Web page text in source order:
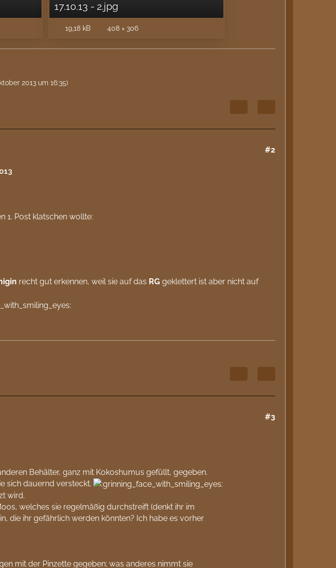
17.10.13 - 2.jpg
19,18 kB 408 × 306
2013 um 16:35)
#2
1. Post klatschen wollte:
recht gut erkennen, weil sie auf das RG geklettert ist aber nicht auf
#3
Behälter, ganz mit Kokoshumus gefüllt, gegeben.
sich dauernd versteckt.
wird.
welches sie regelmäßig durchstreift (denkt ihr im
die ihr gefährlich werden könnten? Ich habe es vorher
mit der Pinzette gegeben; was anderes nimmt sie